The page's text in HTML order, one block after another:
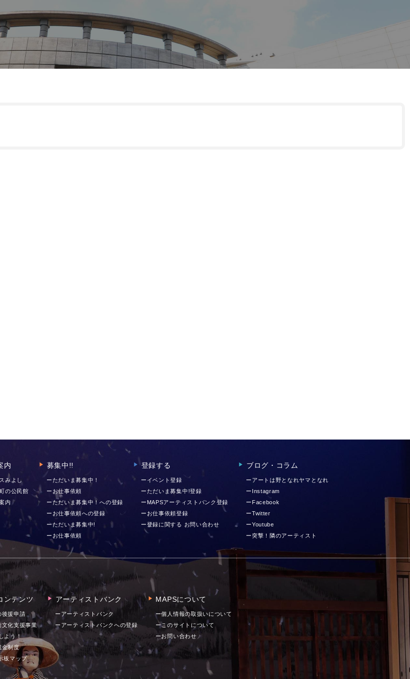
内
みよし
の公民館
内
▶︎ 募集中!!
ーただいま募集中！
ーお仕事依頼
ーただいま募集中！への登録
ーお仕事依頼への登録
ーただいま募集中!
ーお仕事依頼
▶︎ 登録する
ーイベント登録
ーただいま募集中!登録
ーMAPSアーティストバンク登録
ーお仕事依頼登録
ー登録に関する お問い合わせ
▶︎ ブログ・コラム
ーアートは野となれヤマとなれ
ーInstagram
ーFacebook
ーTwitter
ーYoutube
ー突撃！隣のアーティスト
ンテンツ
後援申請
文化支援事業
よう！
金制度
板マップ
▶︎ アーティストバンク
ーアーティストバンク
ーアーティストバンクへの登録
▶︎ MAPSについて
ー個人情報の取扱いについて
ーこのサイトについて
ーお問い合わせ